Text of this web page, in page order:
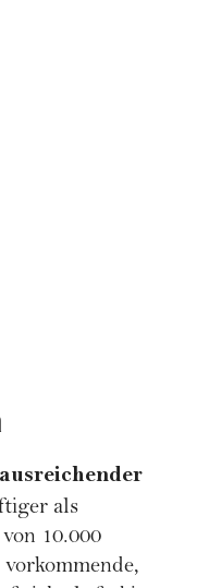
als
10.000